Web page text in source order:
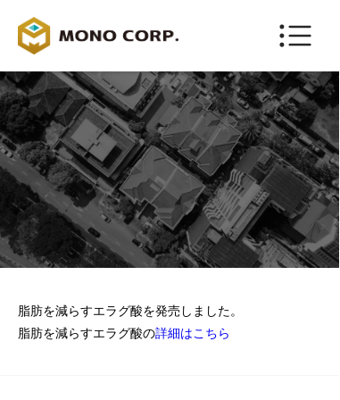
脂肪を減らすエラグ酸を発売しました。
脂肪を減らすエラグ酸の詳細はこちら
ENGLISH
お問い合わせ